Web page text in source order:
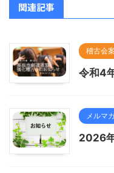
関連記事
稽古会
令和4
メルマ
2026